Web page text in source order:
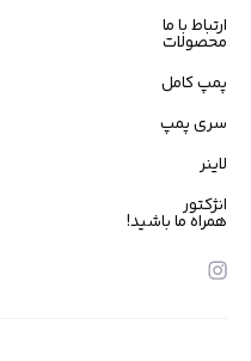
ارتباط با ما
محصولات
پمپ کامل
سری پمپ
لاینر
انژکتور
همراه ما باشید!